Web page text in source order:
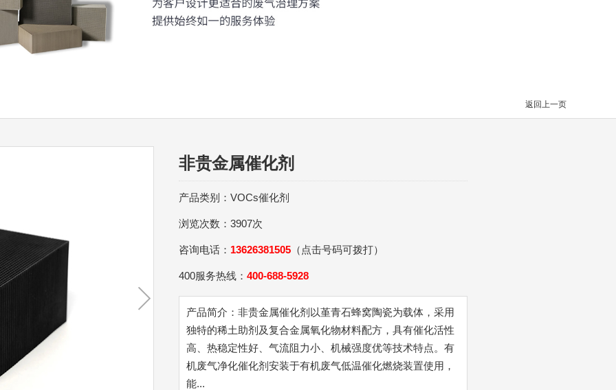
返回上一页
非贵金属催化剂
产品类别：VOCs催化剂
浏览次数：3907次
咨询电话： 13626381505 （点击号码可拨打）
400服务热线： 400-688-5928
产品简介：非贵金属催化剂以堇青石蜂窝陶瓷为载体，采用
独特的稀土助剂及复合金属氧化物材料配方，具有催化活性
高、热稳定性好、气流阻力小、机械强度优等技术特点。有
机废气净化催化剂安装于有机废气低温催化燃烧装置使用，
能...